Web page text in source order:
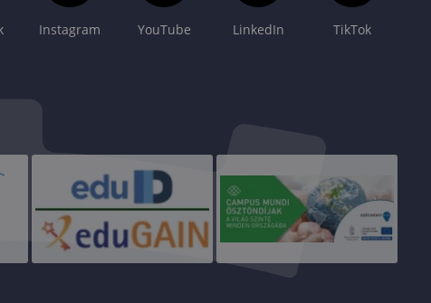
Instagram YouTube LinkedIn TikTok